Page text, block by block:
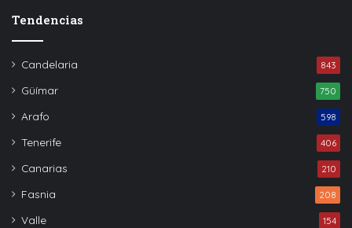
Tendencias
Candelaria 843
Güímar 750
Arafo 598
Tenerife 406
Canarias 210
Fasnia 208
Valle 154